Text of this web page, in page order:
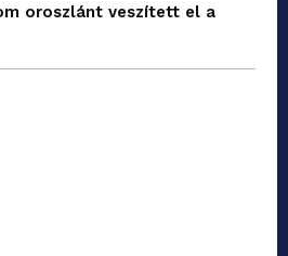
oroszlánt veszített el a